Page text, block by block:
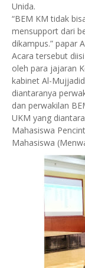
Unida.
“BEM KM tidak
mensupport dari
dikampus.” papar
Acara tersebut
oleh para jajaran
kabinet Al-
diantaranya
dan perwakilan
UKM yang
Mahasiswa
Mahasiswa